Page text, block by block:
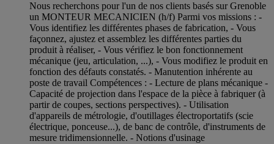
Nous recherchons pour l'un de nos clients basés sur Grenoble
un MONTEUR MECANICIEN (h/f) Parmi vos missions : -
Vous identifiez les différentes phases de fabrication, - Vous
façonnez, ajustez et assemblez les différentes parties du
produit à réaliser, - Vous vérifiez le bon fonctionnement
mécanique (jeu, articulation, ...), - Vous modifiez le produit en
fonction des défauts constatés. - Manutention inhérente au
poste de travail Compétences : - Lecture de plans mécanique -
Capacité de projection dans l'espace de la pièce à fabriquer (à
partir de coupes, sections perspectives). - Utilisation
d'appareils de métrologie, d'outillages électroportatifs (scie
électrique, ponceuse...), de banc de contrôle, d'instruments de
mesure tridimensionnelle. - Notions d'usinage